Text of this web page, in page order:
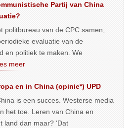
Partij van China
politbureau van de CPC samen,
evaluatie van de
en politiek te maken. We
meer
en in China (opinie*) UPD
is een succes. Westerse media
het toe. Leren van China en
land dan maar? ‘Dat